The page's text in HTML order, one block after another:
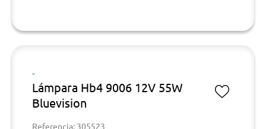
-
Lámpara Hb4 9006 12V 55W
Bluevision
Referencia: 305523